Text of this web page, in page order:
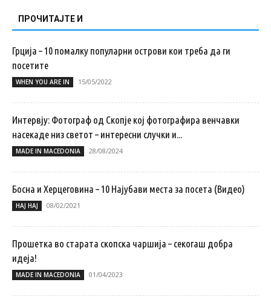
ПРОЧИТАЈТЕ И
Грција – 10 помалку популарни острови кои треба да ги
посетите
WHEN YOU ARE IN 15/05/2022
Интервју: Фотограф од Скопје кој фотографира венчавки
насекаде низ светот – интересни случки и...
MADE IN MACEDONIA 28/08/2024
Босна и Херцеговина – 10 Најубави места за посета (Видео)
НАЈ НАЈ 08/02/2021
Прошетка во старата скопска чаршија – секогаш добра
идеја!
MADE IN MACEDONIA 01/04/2023